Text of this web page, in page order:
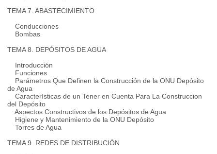
TEMA 7. ABASTECIMIENTO
Conducciones
Bombas
TEMA 8. DEPÓSITOS DE AGUA
Introducción
Funciones
Parámetros Que Definen la Construcción de la ONU Depósito
de Agua
Características de un Tener en Cuenta Para La Construccion
del Depósito
Aspectos Constructivos de los Depósitos de Agua
Higiene y Mantenimiento de la ONU Depósito
Torres de Agua
TEMA 9. REDES DE DISTRIBUCIÓN